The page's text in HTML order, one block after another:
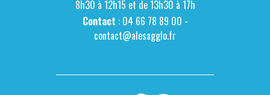
8h30 à 12h15 et de 13h30 à 17h
Contact : 04 66 78 89 00 -
contact@alesagglo.fr